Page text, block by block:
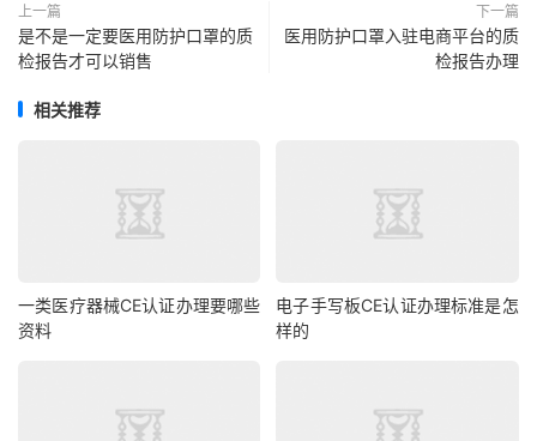
上一篇
是不是一定要医用防护口罩的质
检报告才可以销售
下一篇
医用防护口罩入驻电商平台的质
检报告办理
相关推荐
一类医疗器械CE认证办理要哪些
资料
电子手写板CE认证办理标准是怎
样的